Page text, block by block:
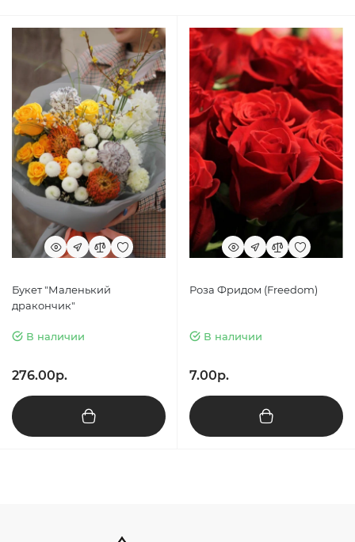
Букет "Маленький
дракончик"
В наличии
276.00р.
Роза Фридом (Freedom)
В наличии
7.00р.